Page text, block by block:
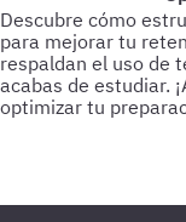
Descubre cómo
para mejorar tu
respaldan el uso de
acabas de estudiar.
optimizar tu